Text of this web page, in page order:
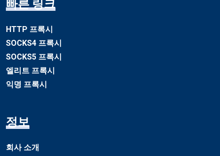
빠른 링크
HTTP 프록시
SOCKS4 프록시
SOCKS5 프록시
엘리트 프록시
익명 프록시
정보
회사 소개